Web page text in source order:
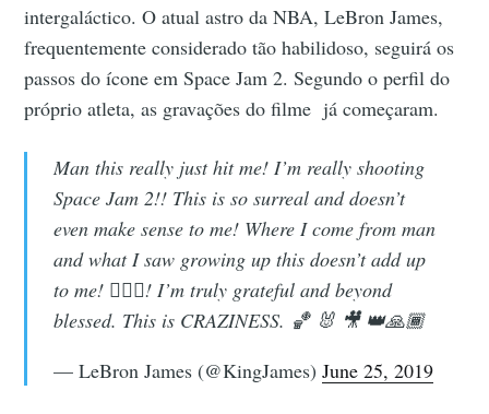
intergaláctico. O atual astro da NBA, LeBron James,
frequentemente considerado tão habilidoso, seguirá os
passos do ícone em Space Jam 2. Segundo o perfil do
próprio atleta, as gravações do filme já começaram.
Man this really just hit me! I’m really shooting
Space Jam 2!! This is so surreal and doesn’t
even make sense to me! Where I come from man
and what I saw growing up this doesn’t add up
to me! 🤦🏾‍♂️! I’m truly grateful and beyond
blessed. This is CRAZINESS. 🏀 🐰 🎥 👑🙏🏾
— LeBron James (@KingJames) June 25, 2019